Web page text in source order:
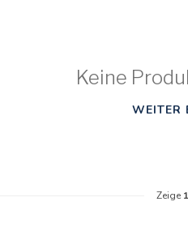
Keine
WEITER
Zeige 1